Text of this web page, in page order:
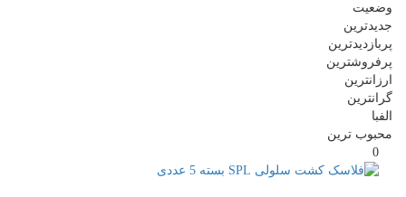
وضعیت
جدیدترین
پربازدیدترین
پرفروشترین
ارزانترین
گرانترین
الفبا
محبوب ترین
0